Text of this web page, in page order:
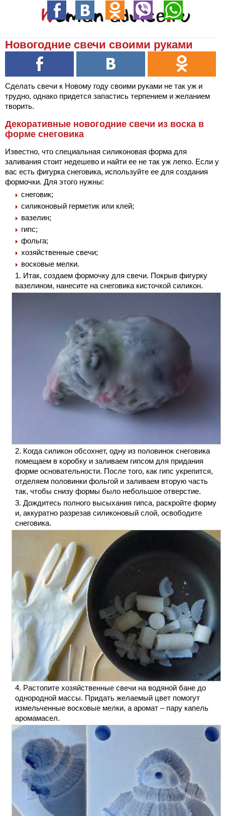
Новогодние свечи своими руками
Сделать свечи к Новому году своими руками не так уж и
трудно, однако придется запастись терпением и желанием
творить.
Декоративные новогодние свечи из воска в
форме снеговика
Известно, что специальная силиконовая форма для
заливания стоит недешево и найти ее не так уж легко. Если у
вас есть фигурка снеговика, используйте ее для создания
формочки. Для этого нужны:
снеговик;
силиконовый герметик или клей;
вазелин;
гипс;
фольга;
хозяйственные свечи;
восковые мелки.
Итак, создаем формочку для свечи. Покрыв фигурку
вазелином, нанесите на снеговика кисточкой силикон.
Когда силикон обсохнет, одну из половинок снеговика
помещаем в коробку и заливаем гипсом для придания
форме основательности. После того, как гипс укрепится,
отделяем половинки фольгой и заливаем вторую часть
так, чтобы снизу формы было небольшое отверстие.
Дождитесь полного высыхания гипса, раскройте форму
и, аккуратно разрезав силиконовый слой, освободите
снеговика.
Растопите хозяйственные свечи на водяной бане до
однородной массы. Придать желаемый цвет помогут
измельченные восковые мелки, а аромат – пару капель
аромамасел.